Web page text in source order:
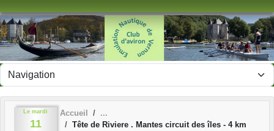
Le mardi
11
Accueil
Tête de Riviere . Mantes circuit des îles - 4 km